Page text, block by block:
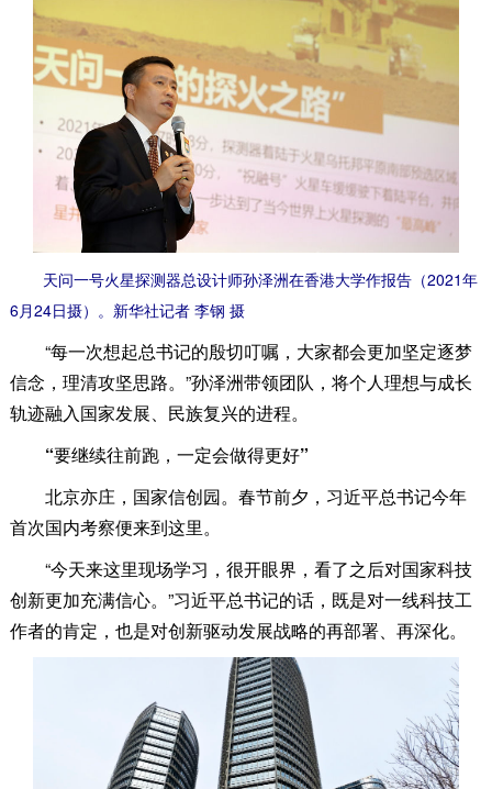
天问一号火星探测器总设计师孙泽洲在香港大学作报告（2021年
6月24日摄）。新华社记者 李钢 摄
“每一次想起总书记的殷切叮嘱，大家都会更加坚定逐梦
信念，理清攻坚思路。”孙泽洲带领团队，将个人理想与成长
轨迹融入国家发展、民族复兴的进程。
“要继续往前跑，一定会做得更好”
北京亦庄，国家信创园。春节前夕，习近平总书记今年
首次国内考察便来到这里。
“今天来这里现场学习，很开眼界，看了之后对国家科技
创新更加充满信心。”习近平总书记的话，既是对一线科技工
作者的肯定，也是对创新驱动发展战略的再部署、再深化。